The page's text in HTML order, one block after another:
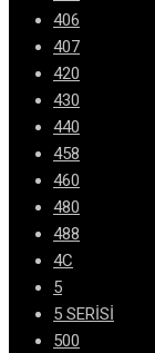
406
407
420
430
440
458
460
480
488
4C
5
5 SERİSİ
500